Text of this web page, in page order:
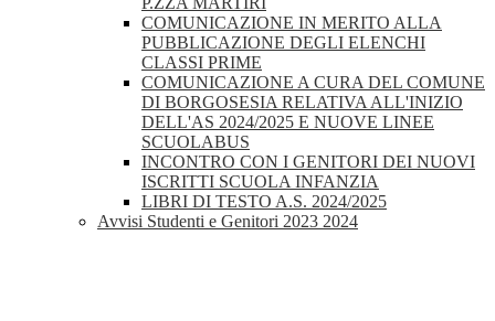
COMUNICAZIONE IN MERITO ALLA
PUBBLICAZIONE DEGLI ELENCHI
CLASSI PRIME
COMUNICAZIONE A CURA DEL COMUNE
DI BORGOSESIA RELATIVA ALL'INIZIO
DELL'AS 2024/2025 E NUOVE LINEE
SCUOLABUS
INCONTRO CON I GENITORI DEI NUOVI
ISCRITTI SCUOLA INFANZIA
LIBRI DI TESTO A.S. 2024/2025
Avvisi Studenti e Genitori 2023 2024